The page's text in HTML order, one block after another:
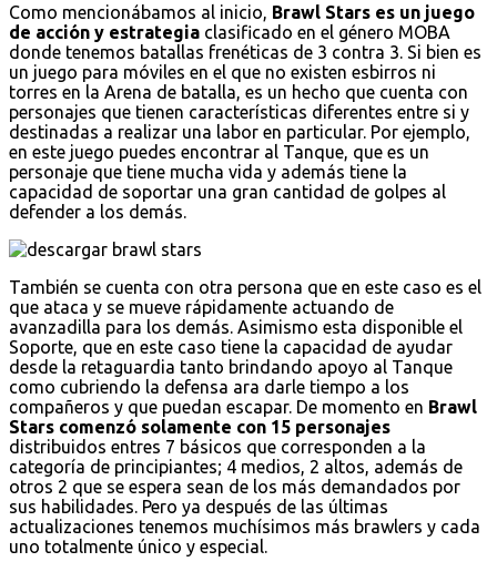
Como mencionábamos al inicio, Brawl Stars es un juego
de acción y estrategia clasificado en el género MOBA
donde tenemos batallas frenéticas de 3 contra 3. Si bien es
un juego para móviles en el que no existen esbirros ni
torres en la Arena de batalla, es un hecho que cuenta con
personajes que tienen características diferentes entre si y
destinadas a realizar una labor en particular. Por ejemplo,
en este juego puedes encontrar al Tanque, que es un
personaje que tiene mucha vida y además tiene la
capacidad de soportar una gran cantidad de golpes al
defender a los demás.
También se cuenta con otra persona que en este caso es el
que ataca y se mueve rápidamente actuando de
avanzadilla para los demás. Asimismo esta disponible el
Soporte, que en este caso tiene la capacidad de ayudar
desde la retaguardia tanto brindando apoyo al Tanque
como cubriendo la defensa ara darle tiempo a los
compañeros y que puedan escapar. De momento en Brawl
Stars comenzó solamente con 15 personajes
distribuidos entres 7 básicos que corresponden a la
categoría de principiantes; 4 medios, 2 altos, además de
otros 2 que se espera sean de los más demandados por
sus habilidades. Pero ya después de las últimas
actualizaciones tenemos muchísimos más brawlers y cada
uno totalmente único y especial.